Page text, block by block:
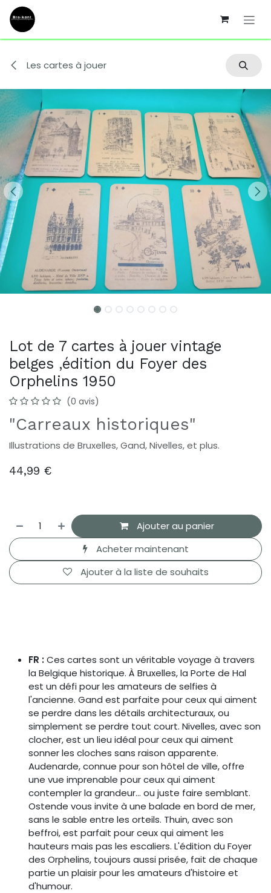
Se rendre au contenu
Les cartes à jouer
Lot de 7 cartes à jouer vintage
belges ,édition du Foyer des
Orphelins 1950
(0 avis)
"Carreaux historiques"
Illustrations de Bruxelles, Gand, Nivelles, et plus.
44,99 €
Ajouter au panier
Acheter maintenant
Ajouter à la liste de souhaits
FR :Ces cartes sont un véritable voyage à travers
la Belgique historique. À Bruxelles, la Porte de Hal
est un défi pour les amateurs de selfies à
l'ancienne. Gand est parfaite pour ceux qui aiment
se perdre dans les détails architecturaux, ou
simplement se perdre tout court. Nivelles, avec son
clocher, est un lieu idéal pour ceux qui aiment
sonner les cloches sans raison apparente.
Audenarde, connue pour son hôtel de ville, offre
une vue imprenable pour ceux qui aiment
contempler la grandeur... ou juste faire semblant.
Ostende vous invite à une balade en bord de mer,
sans le sable entre les orteils. Thuin, avec son
beffroi, est parfait pour ceux qui aiment les
hauteurs mais pas les escaliers. L'édition du Foyer
des Orphelins, toujours aussi prisée, fait de chaque
partie un plaisir pour les amateurs d'histoire et
d'humour.